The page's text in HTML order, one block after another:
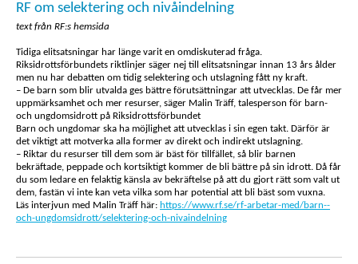
RF om selektering och nivåindelning
text från RF:s hemsida
Tidiga elitsatsningar har länge varit en omdiskuterad fråga.
Riksidrottsförbundets riktlinjer säger nej till elitsatsningar innan 13 års ålder
men nu har debatten om tidig selektering och utslagning fått ny kraft.
– De barn som blir utvalda ges bättre förutsättningar att utvecklas. De får mer
uppmärksamhet och mer resurser, säger Malin Träff, talesperson för barn-
och ungdomsidrott på Riksidrottsförbundet
Barn och ungdomar ska ha möjlighet att utvecklas i sin egen takt. Därför är
det viktigt att motverka alla former av direkt och indirekt utslagning.
– Riktar du resurser till dem som är bäst för tillfället, så blir barnen
bekräftade, peppade och kortsiktigt kommer de bli bättre på sin idrott. Då får
du som ledare en felaktig känsla av bekräftelse på att du gjort rätt som valt ut
dem, fastän vi inte kan veta vilka som har potential att bli bäst som vuxna.
Läs interjvun med Malin Träff här: https://www.rf.se/rf-arbetar-med/barn--
och-ungdomsidrott/selektering-och-nivaindelning